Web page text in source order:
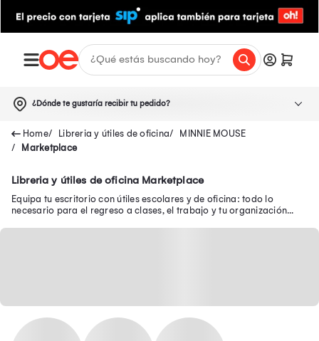
¿Dónde te gustaría recibir tu pedido?
Libreria y útiles de oficina
MINNIE MOUSE
Marketplace
Libreria y útiles de oficina Marketplace
Equipa tu escritorio con útiles escolares y de oficina: todo lo
necesario para el regreso a clases, el trabajo y tu organización